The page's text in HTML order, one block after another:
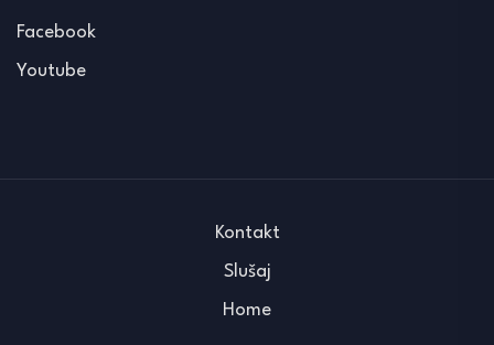
Facebook
Youtube
Kontakt
Slušaj
Home